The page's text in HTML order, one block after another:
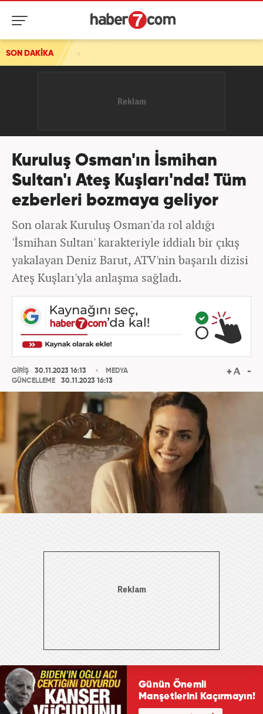
SON DAKİKA
Kuruluş Osman'ın İsmihan
Sultan'ı Ateş Kuşları'nda! Tüm
ezberleri bozmaya geliyor
Son olarak Kuruluş Osman'da rol aldığı
'İsmihan Sultan' karakteriyle iddialı bir çıkış
yakalayan Deniz Barut, ATV'nin başarılı dizisi
Ateş Kuşları'yla anlaşma sağladı.
GİRİŞ
30.11.2023 16:13
GÜNCELLEME
30.11.2023 16:13
MEDYA